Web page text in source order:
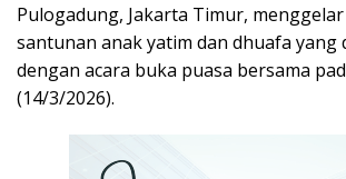
Pulogadung, Jakarta Timur,
santunan anak yatim dan dhuafa yang
dengan acara buka puasa bersama
(14/3/2026).